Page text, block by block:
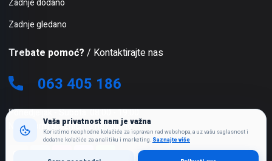
Zadnje dodano
Zadnje gledano
Trebate pomoć? / Kontaktirajte nas
063 405 186
Ponedjeljak - Subota: 08:00 - 19:00
Nedjeljom i praznicima ne radimo
Vaša privatnost nam je važna
Koristimo neophodne kolačiće za ispravan rad webshopa, a uz vašu saglasnost i
dodatne kolačiće za analitiku i marketing. Saznajte više